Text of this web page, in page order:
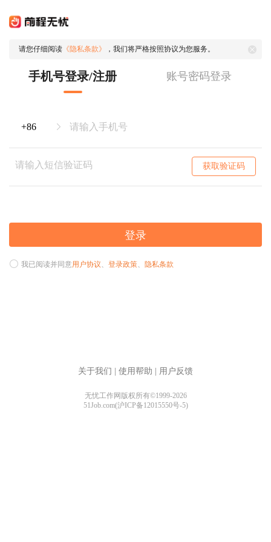
请您仔细阅读 《隐私条款》 ，我们将严格按照协议为您服务。
手机号登录/注册 账号密码登录
获取验证码
登录
我已阅读并同意用户协议、 登录政策、 隐私条款
关于我们 使用帮助 用户反馈
无忧工作网版权所有©1999-2026
51Job.com(沪ICP备12015550号-5)